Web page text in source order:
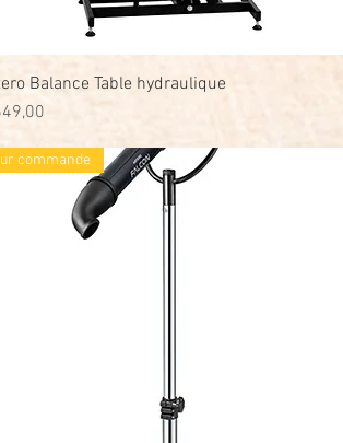
Snel overzicht
Balance Table hydraulique
commande